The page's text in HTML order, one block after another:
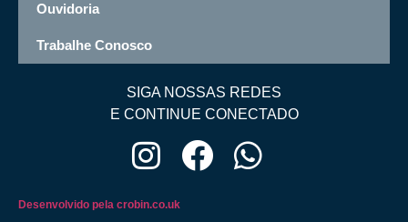
Ouvidoria
Trabalhe Conosco
SIGA NOSSAS REDES
E CONTINUE CONECTADO
Desenvolvido pela crobin.co.uk